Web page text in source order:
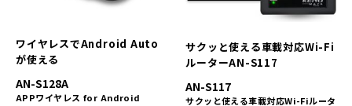
ワイヤレスでAndroid Auto
が使える
AN-S128A
APPワイヤレス for Android
サクッと使える車載対応Wi-Fi
ルーターAN-S117
AN-S117
サクッと使える車載対応Wi-Fiルータ